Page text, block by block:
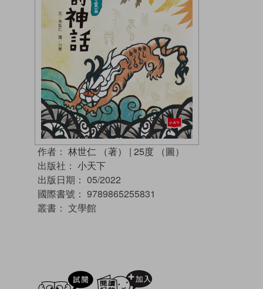
作者： 林世仁 （著） | 25度 （圖）
出版社： 小天下
出版日期： 05/2022
國際書號： 9789865255831
叢書： 文學館
試閲